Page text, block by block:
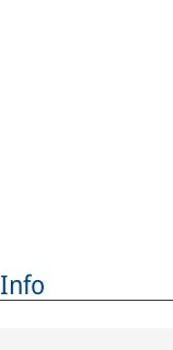
Info